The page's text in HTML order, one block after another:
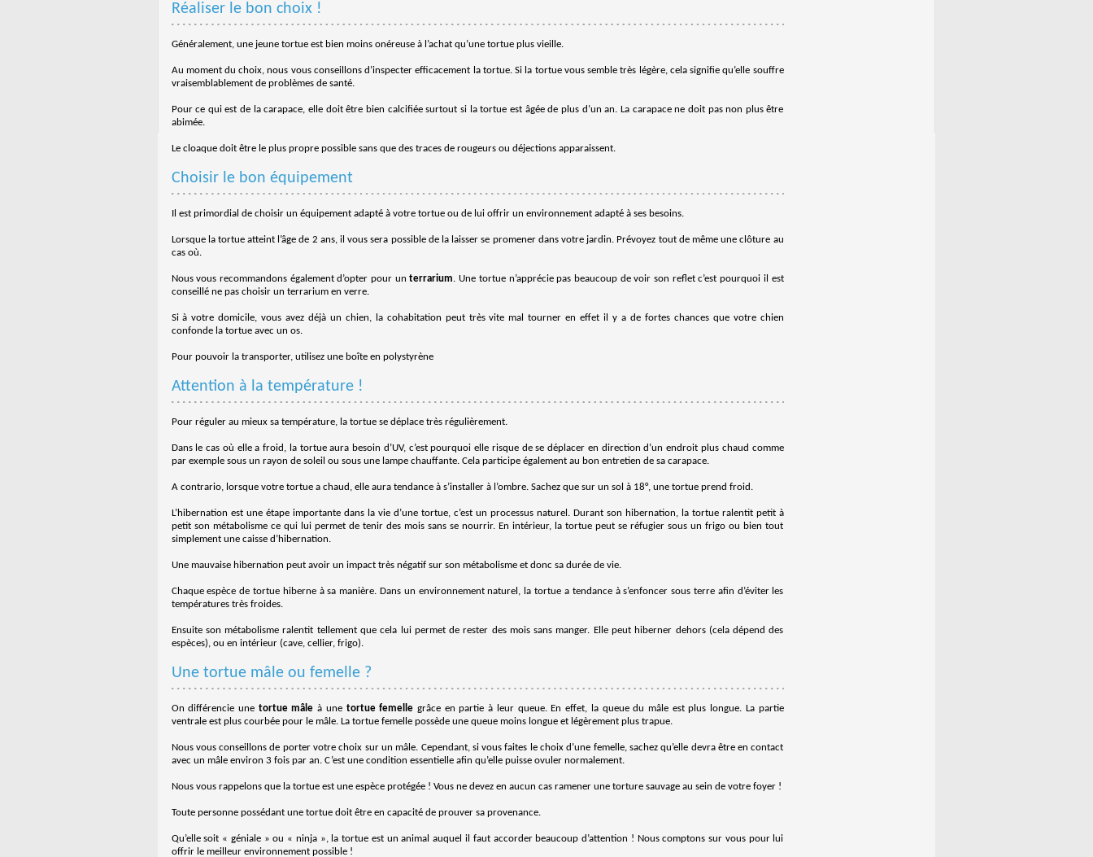
Réaliser le bon choix !
Généralement, une jeune tortue est bien moins onéreuse à l’achat qu’une tortue plus vieille.
Au moment du choix, nous vous conseillons d’inspecter efficacement la tortue. Si la tortue vous semble très légère, cela signifie qu’elle souffre
vraisemblablement de problèmes de santé.
Pour ce qui est de la carapace, elle doit être bien calcifiée surtout si la tortue est âgée de plus d’un an. La carapace ne doit pas non plus être
abimée.
Le cloaque doit être le plus propre possible sans que des traces de rougeurs ou déjections apparaissent.
Choisir le bon équipement
Il est primordial de choisir un équipement adapté à votre tortue ou de lui offrir un environnement adapté à ses besoins.
Lorsque la tortue atteint l’âge de 2 ans, il vous sera possible de la laisser se promener dans votre jardin. Prévoyez tout de même une clôture au
cas où.
Nous vous recommandons également d’opter pour unterrarium. Une tortue n’apprécie pas beaucoup de voir son reflet c’est pourquoi il est
conseillé ne pas choisir un terrarium en verre.
Si à votre domicile, vous avez déjà un chien, la cohabitation peut très vite mal tourner en effet il y a de fortes chances que votre chien
confonde la tortue avec un os.
Pour pouvoir la transporter, utilisez une boîte en polystyrène
Attention à la température !
Pour réguler au mieux sa température, la tortue se déplace très régulièrement.
Dans le cas où elle a froid, la tortue aura besoin d’UV, c’est pourquoi elle risque de se déplacer en direction d’un endroit plus chaud comme
par exemple sous un rayon de soleil ou sous une lampe chauffante. Cela participe également au bon entretien de sa carapace.
A contrario, lorsque votre tortue a chaud, elle aura tendance à s’installer à l’ombre. Sachez que sur un sol à 18°, une tortue prend froid.
L’hibernation est une étape importante dans la vie d’une tortue, c’est un processus naturel. Durant son hibernation, la tortue ralentit petit à
petit son métabolisme ce qui lui permet de tenir des mois sans se nourrir. En intérieur, la tortue peut se réfugier sous un frigo ou bien tout
simplement une caisse d’hibernation.
Une mauvaise hibernation peut avoir un impact très négatif sur son métabolisme et donc sa durée de vie.
Chaque espèce de tortue hiberne à sa manière. Dans un environnement naturel, la tortue a tendance à s’enfoncer sous terre afin d’éviter les
températures très froides.
Ensuite son métabolisme ralentit tellement que cela lui permet de rester des mois sans manger. Elle peut hiberner dehors (cela dépend des
espèces), ou en intérieur (cave, cellier, frigo).
Une tortue mâle ou femelle ?
On différencie une tortue mâle à une tortue femelle grâce en partie à leur queue. En effet, la queue du mâle est plus longue. La partie
ventrale est plus courbée pour le mâle. La tortue femelle possède une queue moins longue et légèrement plus trapue.
Nous vous conseillons de porter votre choix sur un mâle. Cependant, si vous faites le choix d’une femelle, sachez qu’elle devra être en contact
avec un mâle environ 3 fois par an. C’est une condition essentielle afin qu’elle puisse ovuler normalement.
Nous vous rappelons que la tortue est une espèce protégée ! Vous ne devez en aucun cas ramener une torture sauvage au sein de votre foyer !
Toute personne possédant une tortue doit être en capacité de prouver sa provenance.
Qu’elle soit « géniale » ou « ninja », la tortue est un animal auquel il faut accorder beaucoup d’attention ! Nous comptons sur vous pour lui
offrir le meilleur environnement possible !